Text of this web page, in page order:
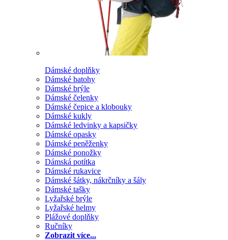
Dámské doplňky
Dámské batohy
Dámské brýle
Dámské čelenky
Dámské čepice a klobouky
Dámské kukly
Dámské ledvinky a kapsičky
Dámské opasky
Dámské peněženky
Dámské ponožky
Dámská potítka
Dámské rukavice
Dámské šátky, nákrčníky a šály
Dámské tašky
Lyžařské brýle
Lyžařské helmy
Plážové doplňky
Ručníky
Zobrazit více...